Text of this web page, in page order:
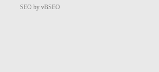
SEO by vBSEO